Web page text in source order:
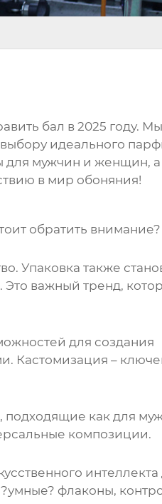
бал в 2025 году. Мы
идеального
для мужчин и женщин, а
в мир обоняния!
обратить внимание?
Упаковка также
важный тренд,
для создания
Кастомизация –
как для
композиции.
интеллекта
?умные? флаконы,